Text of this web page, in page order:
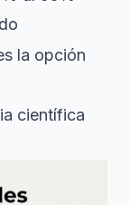
la opción
científica